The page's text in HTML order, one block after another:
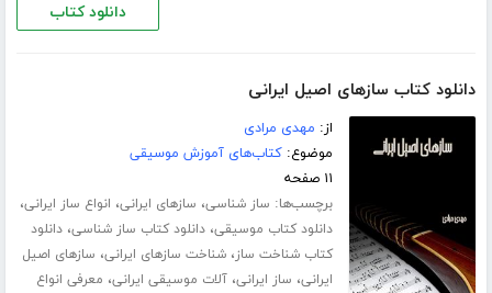
دانلود کتاب
دانلود کتاب سازهای اصیل ایرانی
از: مهدی مرادی
موضوع:کتاب‌های آموزش موسیقی
۱۱ صفحه
برچسب‌ها: ساز شناسی، سازهای ایرانی، انواع ساز ایرانی،
دانلود کتاب موسیقی،دانلود کتاب ساز شناسی،دانلود
کتاب شناخت ساز،شناخت سازهای ایرانی، سازهای اصیل
ایرانی، ساز ایرانی،آلات موسیقی ایرانی، معرفی انواع